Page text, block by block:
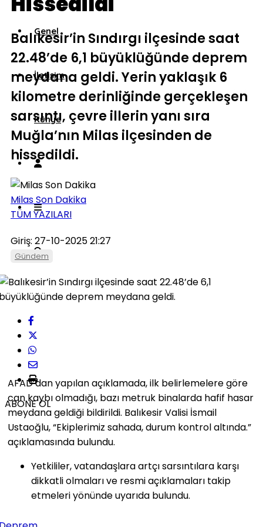
Genel
İletişim
Künye
Balıkesir’in Sındırgı ilçesinde saat
22.48’de 6,1 büyüklüğünde deprem
meydana geldi. Yerin yaklaşık 6
kilometre derinliğinde gerçekleşen
sarsıntı, çevre illerin yanı sıra
Muğla’nın Milas ilçesinden de
hissedildi.
Milas Son Dakika
TÜM YAZILARI
Giriş: 27-10-2025 21:27
Gündem
ABONE OL
AFAD’dan yapılan açıklamada, ilk belirlemelere göre
can kaybı olmadığı, bazı metruk binalarda hafif hasar
meydana geldiği bildirildi. Balıkesir Valisi İsmail
Ustaoğlu, “Ekiplerimiz sahada, durum kontrol altında.”
açıklamasında bulundu.
Yetkililer, vatandaşlara artçı sarsıntılara karşı
dikkatli olmaları ve resmi açıklamaları takip
etmeleri yönünde uyarıda bulundu.